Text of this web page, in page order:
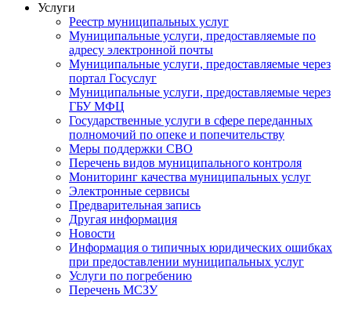
Услуги
Реестр муниципальных услуг
Муниципальные услуги, предоставляемые по
адресу электронной почты
Муниципальные услуги, предоставляемые через
портал Госуслуг
Муниципальные услуги, предоставляемые через
ГБУ МФЦ
Государственные услуги в сфере переданных
полномочий по опеке и попечительству
Меры поддержки СВО
Перечень видов муниципального контроля
Мониторинг качества муниципальных услуг
Электронные сервисы
Предварительная запись
Другая информация
Новости
Информация о типичных юридических ошибках
при предоставлении муниципальных услуг
Услуги по погребению
Перечень МСЗУ